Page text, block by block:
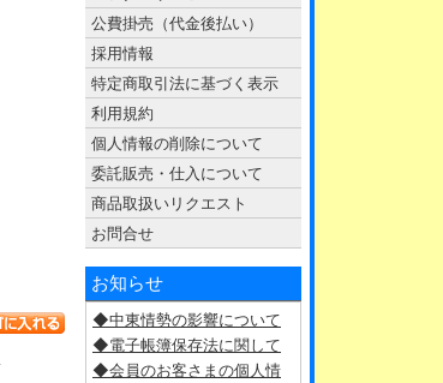
公費掛売（代金後払い）
採用情報
特定商取引法に基づく表示
利用規約
個人情報の削除について
委託販売・仕入について
商品取扱いリクエスト
お問合せ
お知らせ
◆中東情勢の影響について
◆電子帳簿保存法に関して
◆会員のお客さまの個人情